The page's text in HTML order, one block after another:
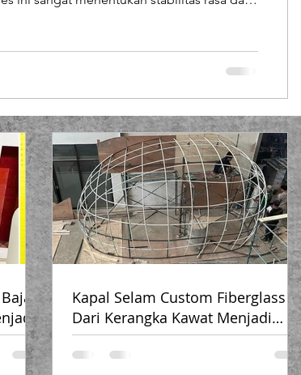
solusi teknis yang sering luput
pengeringan biji kopi fiberglass.
dalam Proses Pengeringan Kopi P
Kapal Selam Custom Fiberglass –
Dari Kerangka Kawat Menjadi
Ruang Unik yang Menakjubkan 🚤
✨